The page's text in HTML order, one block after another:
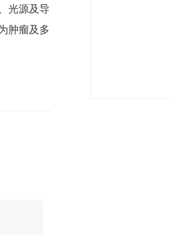
光源及导
肿瘤及多